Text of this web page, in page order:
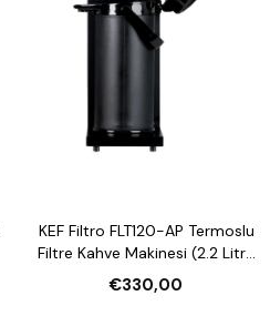
KEF Filtro FLT120-AP Termoslu
Filtre Kahve Makinesi (2.2 Litre
Termoslu)
€330,00